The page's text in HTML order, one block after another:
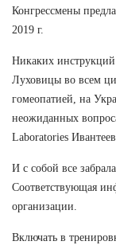
Конгрессмены
2019 г.
Никаких
Луховицы во всем
гомеопатией, на
неожиданных
Laboratories
И с собой все
Соответствующая
организации.
Включать в